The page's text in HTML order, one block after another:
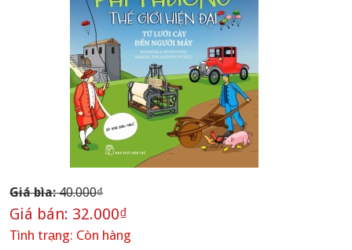
Giá bìa:40.000₫
Giá bán: 32.000₫
Tình trạng: Còn hàng